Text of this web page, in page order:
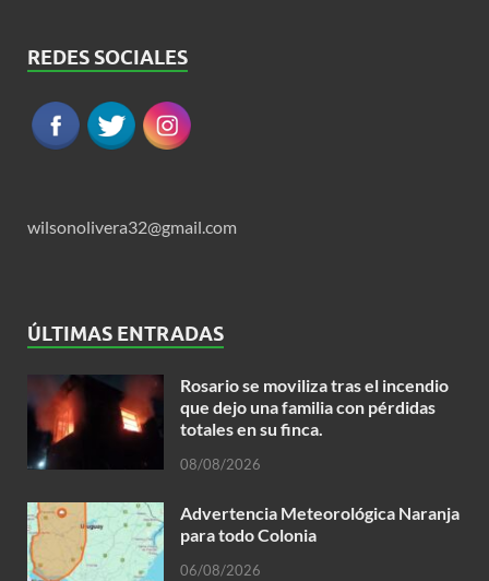
REDES SOCIALES
wilsonolivera32@gmail.com
ÚLTIMAS ENTRADAS
Rosario se moviliza tras el incendio
que dejo una familia con pérdidas
totales en su finca.
08/08/2026
Advertencia Meteorológica Naranja
para todo Colonia
06/08/2026